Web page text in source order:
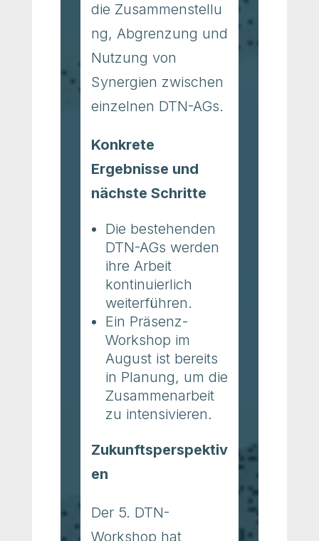
die Zusammenstellu
ng, Abgrenzung und
Nutzung von
Synergien zwischen
einzelnen DTN-AGs.
Konkrete
Ergebnisse und
nächste Schritte
Die bestehenden
DTN-AGs werden
ihre Arbeit
kontinuierlich
weiterführen.
Ein Präsenz-
Workshop im
August ist bereits
in Planung, um die
Zusammenarbeit
zu intensivieren.
Zukunftsperspektiv
en
Der 5. DTN-
Workshop hat